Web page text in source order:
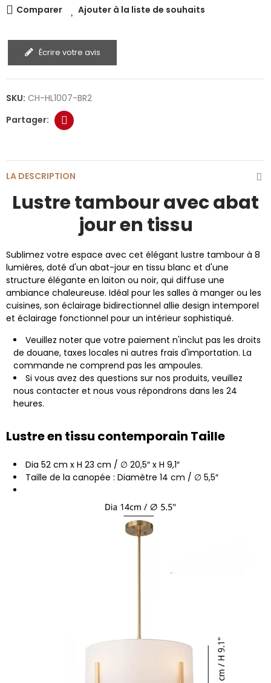
Comparer Ajouter à la liste de souhaits
Écrire votre avis
SKU: CH-HL1007-BR2
LA DESCRIPTION
Lustre tambour avec abat
jour en tissu
Sublimez votre espace avec cet élégant lustre tambour à 8
lumières, doté d'un abat-jour en tissu blanc et d'une
structure élégante en laiton ou noir, qui diffuse une
ambiance chaleureuse. Idéal pour les salles à manger ou les
cuisines, son éclairage bidirectionnel allie design intemporel
et éclairage fonctionnel pour un intérieur sophistiqué.
Veuillez noter que votre paiement n'inclut pas les droits
de douane, taxes locales ni autres frais d'importation. La
commande ne comprend pas les ampoules.
Si vous avez des questions sur nos produits, veuillez
nous contacter et nous vous répondrons dans les 24
heures.
Lustre en tissu contemporain Taille
Dia 52 cm x H 23 cm / ∅ 20,5″ x H 9,1″
Taille de la canopée : Diamètre 14 cm / ∅ 5,5″